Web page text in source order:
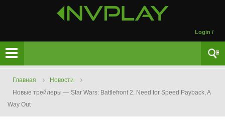
Login /
Главная
Новости
Новые трейлеры — Star Wars: Battlefront 2, Need for Speed Payback, A
Way Out